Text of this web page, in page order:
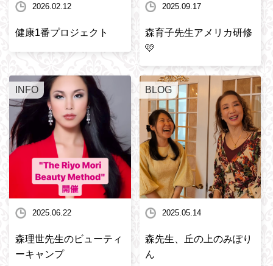
2026.02.12
健康1番プロジェクト
2025.09.17
森育子先生アメリカ研修
🩷
INFO
2025.06.22
森理世先生のビューティ
ーキャンプ
BLOG
2025.05.14
森先生、丘の上のみぽり
ん